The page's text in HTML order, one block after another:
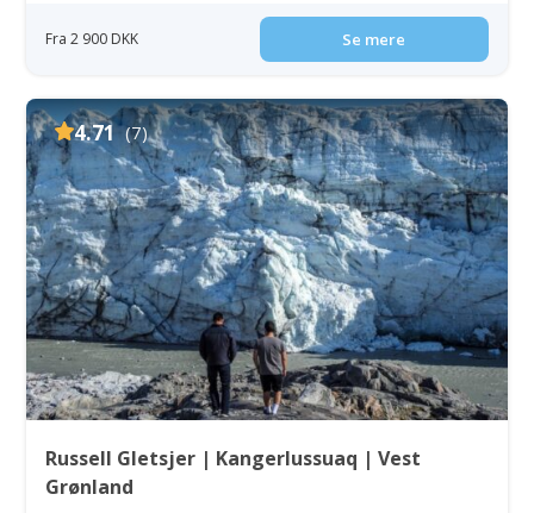
Fra 2 900 DKK Se mere
4.71 (7)
Russell Gletsjer | Kangerlussuaq | Vest
Grønland